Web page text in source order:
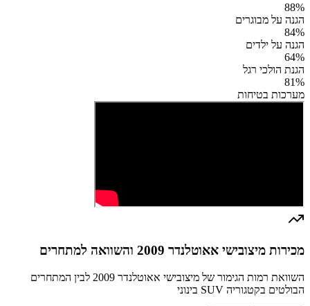
88%
הגנה על מבוגרים
84%
הגנה על ילדים
64%
הגנת הולכי רגל
81%
מערכות בטיחות
מכירות מיצובישי אאוטלנדר 2009 והשוואה למתחרים
השוואת רמות הגימור של מיצובישי אאוטלנדר 2009 לבין המתחרים
הבולטים בקטגוריה SUV בינוני